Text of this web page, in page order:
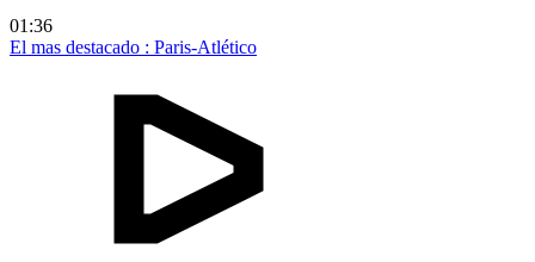
01:36
El mas destacado : Paris-Atlético